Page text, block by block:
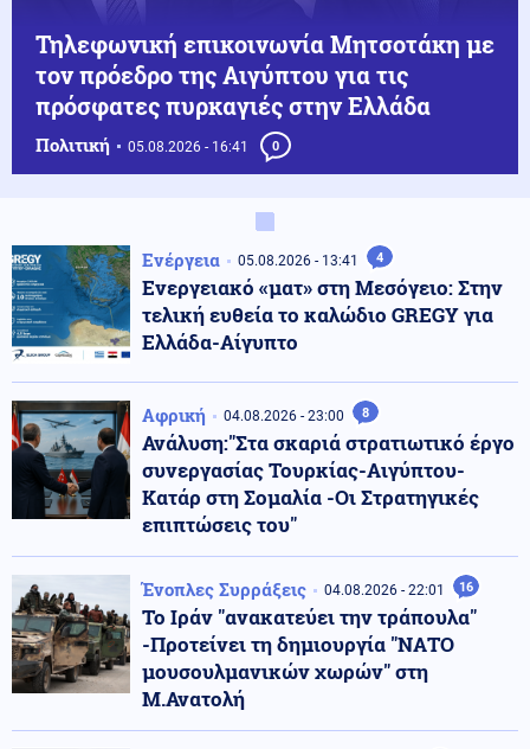
Πολιτική 05.08.2026 - 16:41 0
Τηλεφωνική επικοινωνία Μητσοτάκη με
τον πρόεδρο της Αιγύπτου για τις
πρόσφατες πυρκαγιές στην Ελλάδα
Ενέργεια 05.08.2026 - 13:41 4
Ενεργειακό «ματ» στη Μεσόγειο: Στην
τελική ευθεία το καλώδιο GREGY για
Ελλάδα-Αίγυπτο
Αφρική 04.08.2026 - 23:00 8
Ανάλυση:"Στα σκαριά στρατιωτικό έργο
συνεργασίας Τουρκίας-Αιγύπτου-
Κατάρ στη Σομαλία -Οι Στρατηγικές
επιπτώσεις του"
Ένοπλες Συρράξεις 04.08.2026 - 22:01 16
Το Ιράν "ανακατεύει την τράπουλα"
-Προτείνει τη δημιουργία "ΝΑΤΟ
μουσουλμανικών χωρών" στη
Μ.Ανατολή